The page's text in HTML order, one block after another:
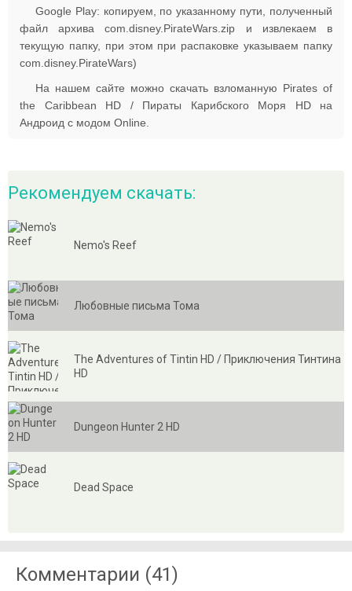
Google Play: копируем, по указанному пути, полученный
файл архива com.disney.PirateWars.zip и извлекаем в
текущую папку, при этом при распаковке указываем папку
com.disney.PirateWars)
На нашем сайте можно скачать взломанную Pirates of
the Caribbean HD / Пираты Карибского Моря HD на
Андроид с модом Online.
Рекомендуем скачать:
Nemo's Reef
Любовные письма Тома
The Adventures of Tintin HD / Приключения Тинтина
HD
Dungeon Hunter 2 HD
Dead Space
Комментарии (41)